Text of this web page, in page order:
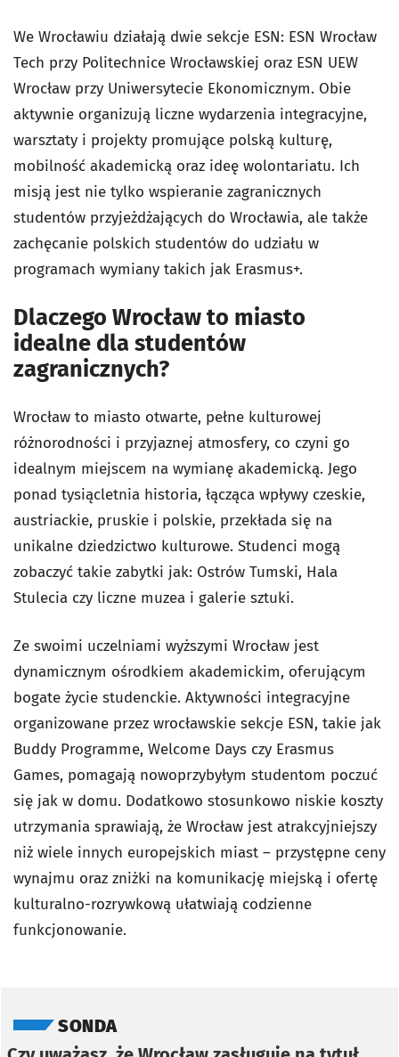
We Wrocławiu działają dwie sekcje ESN: ESN Wrocław
Tech przy Politechnice Wrocławskiej oraz ESN UEW
Wrocław przy Uniwersytecie Ekonomicznym. Obie
aktywnie organizują liczne wydarzenia integracyjne,
warsztaty i projekty promujące polską kulturę,
mobilność akademicką oraz ideę wolontariatu. Ich
misją jest nie tylko wspieranie zagranicznych
studentów przyjeżdżających do Wrocławia, ale także
zachęcanie polskich studentów do udziału w
programach wymiany takich jak Erasmus+.
Dlaczego Wrocław to miasto
idealne dla studentów
zagranicznych?
Wrocław to miasto otwarte, pełne kulturowej
różnorodności i przyjaznej atmosfery, co czyni go
idealnym miejscem na wymianę akademicką. Jego
ponad tysiącletnia historia, łącząca wpływy czeskie,
austriackie, pruskie i polskie, przekłada się na
unikalne dziedzictwo kulturowe. Studenci mogą
zobaczyć takie zabytki jak: Ostrów Tumski, Hala
Stulecia czy liczne muzea i galerie sztuki.
Ze swoimi uczelniami wyższymi Wrocław jest
dynamicznym ośrodkiem akademickim, oferującym
bogate życie studenckie. Aktywności integracyjne
organizowane przez wrocławskie sekcje ESN, takie jak
Buddy Programme, Welcome Days czy Erasmus
Games, pomagają nowoprzybyłym studentom poczuć
się jak w domu. Dodatkowo stosunkowo niskie koszty
utrzymania sprawiają, że Wrocław jest atrakcyjniejszy
niż wiele innych europejskich miast – przystępne ceny
wynajmu oraz zniżki na komunikację miejską i ofertę
kulturalno-rozrywkową ułatwiają codzienne
funkcjonowanie.
SONDA